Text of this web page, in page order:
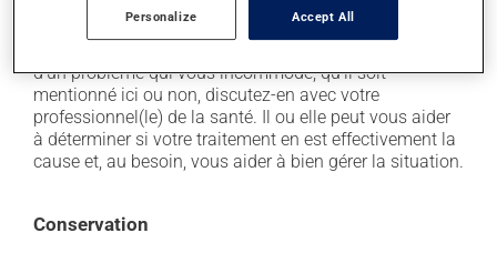
Chaque personne peut réagir différemment à un
d'un problème qui vous incommode, qu'il soit
mentionné ici ou non, discutez-en avec votre
professionnel(le) de la santé. Il ou elle peut vous aider
à déterminer si votre traitement en est effectivement la
cause et, au besoin, vous aider à bien gérer la situation.
Conservation
Personalize Accept All